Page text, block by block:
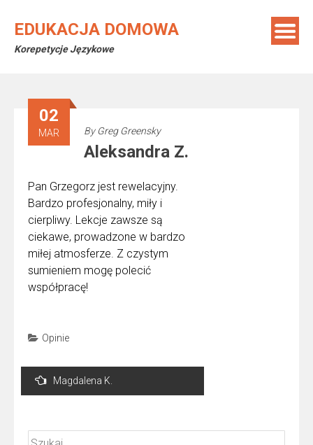
EDUKACJA DOMOWA
Korepetycje Językowe
02
MAR By Greg Greensky
Aleksandra Z.
Pan Grzegorz jest rewelacyjny.
Bardzo profesjonalny, miły i
cierpliwy. Lekcje zawsze są
ciekawe, prowadzone w bardzo
miłej atmosferze. Z czystym
sumieniem mogę polecić
współpracę!
Opinie
Nawigacja
wpisu
Magdalena K.
Szukaj: